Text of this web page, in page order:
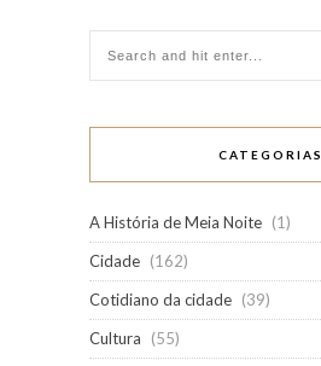
CATEGORIAS
A História de Meia Noite (1)
Cidade (162)
Cotidiano da cidade (39)
Cultura
(55)